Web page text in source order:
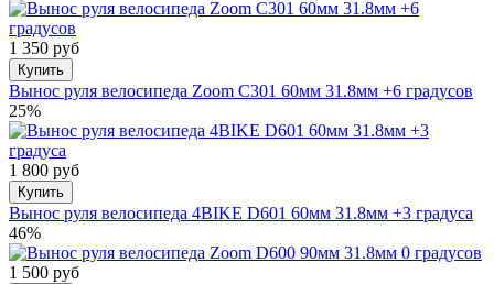
1 350 руб
Купить
Вынос руля велосипеда Zoom С301 60мм 31.8мм +6 градусов
25%
1 800 руб
Купить
Вынос руля велосипеда 4BIKE D601 60мм 31.8мм +3 градуса
46%
1 500 руб